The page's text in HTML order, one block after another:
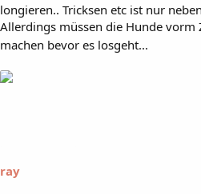
longieren.. Tricksen etc ist nur
Allerdings müssen die Hunde
machen bevor es losgeht...
ray